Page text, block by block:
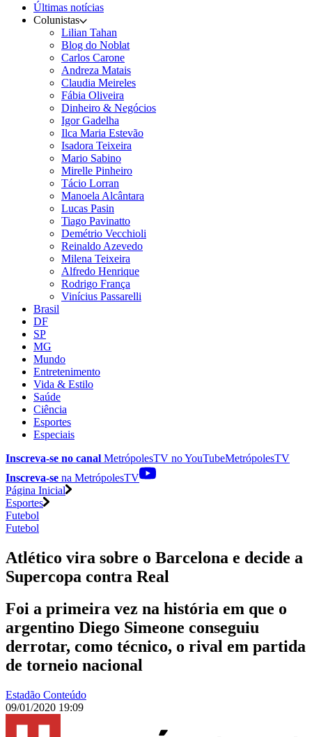
Últimas notícias
Colunistas
Lilian Tahan
Blog do Noblat
Carlos Carone
Andreza Matais
Claudia Meireles
Fábia Oliveira
Dinheiro & Negócios
Igor Gadelha
Ilca Maria Estevão
Isadora Teixeira
Mario Sabino
Mirelle Pinheiro
Tácio Lorran
Manoela Alcântara
Lucas Pasin
Tiago Pavinatto
Demétrio Vecchioli
Reinaldo Azevedo
Milena Teixeira
Alfredo Henrique
Rodrigo França
Vinícius Passarelli
Brasil
DF
SP
MG
Mundo
Entretenimento
Vida & Estilo
Saúde
Ciência
Esportes
Especiais
Inscreva-se no canal MetrópolesTV noYouTubeMetrópolesTV
Inscreva-se na MetrópolesTV
Página Inicial
Esportes
Futebol
Futebol
Atlético vira sobre o Barcelona e decide a
Supercopa contra Real
Foi a primeira vez na história em que o
argentino Diego Simeone conseguiu
derrotar, como técnico, o rival em partida
de torneio nacional
Estadão Conteúdo
09/01/2020 19:09